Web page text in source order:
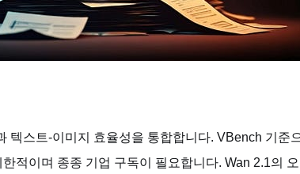
텍스트-이미지 효율성을 통합합니다. VBench 기준
적이며 종종 기업 구독이 필요합니다. Wan 2.1의